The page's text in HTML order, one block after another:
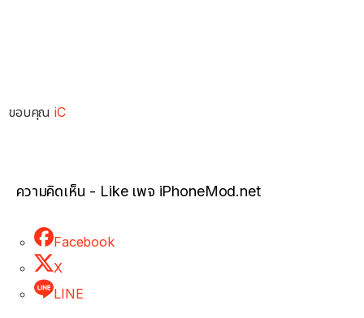
ขอบคุณiC
ความคิดเห็น - Like เพจ iPhoneMod.net
Facebook
X
LINE